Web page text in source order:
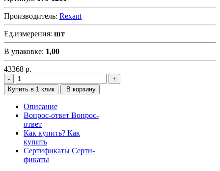
Производитель: Rexant
Ед.измерения: шт
В упаковке: 1,00
43368 р.
Купить в 1 клик В корзину
Описание
Вопрос-ответ Вопрос-
ответ
Как купить? Как
купить
Сертификаты Серти-
фикаты